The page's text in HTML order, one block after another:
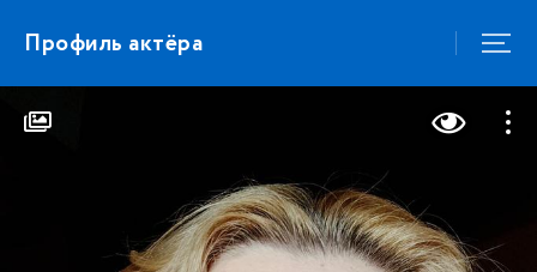
Профиль актёра